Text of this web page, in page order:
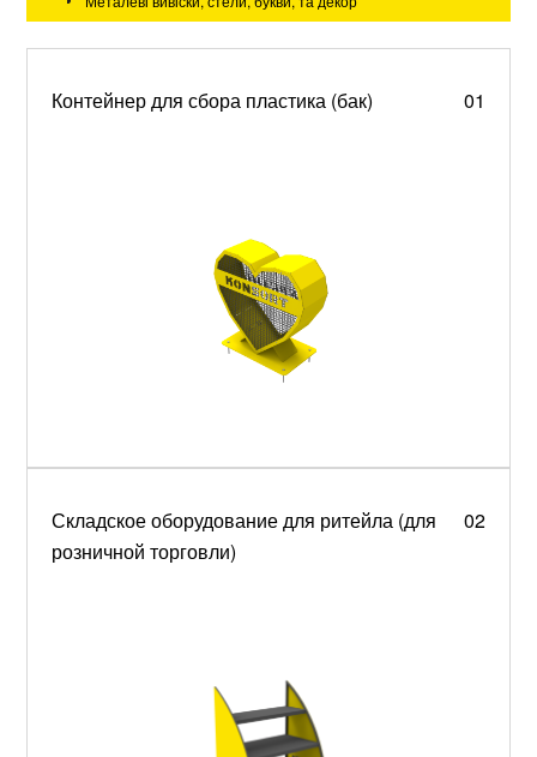
Контейнер для сбора пластика (бак) 01
Складское оборудование для ритейла (для
розничной торговли)
02